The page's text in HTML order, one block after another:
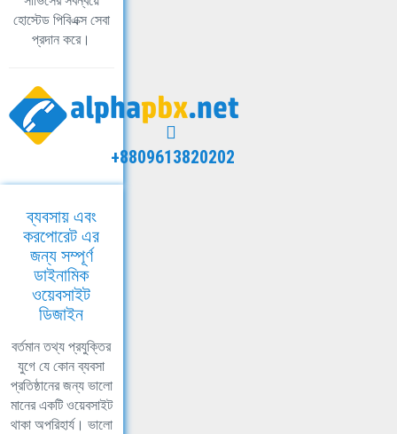
হোস্টেড পিবিএক্স সেবা
প্রদান করে।
+8809613820202
ব্যবসায় এবং
করপোরেট এর
জন্য সম্পূর্ণ
ডাইনামিক
ওয়েবসাইট
ডিজাইন
বর্তমান তথ্য প্রযুক্তির
যুগে যে কোন ব্যবসা
প্রতিষ্ঠানের জন্য ভালো
মানের একটি ওয়েবসাইট
থাকা অপরিহার্য। ভালো